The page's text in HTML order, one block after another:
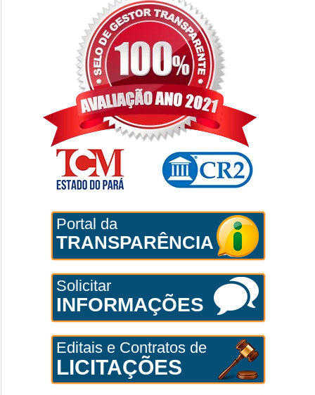
Portal da
TRANSPARÊNCIA
Solicitar
INFORMAÇÕES
Editais e Contratos de
LICITAÇÕES